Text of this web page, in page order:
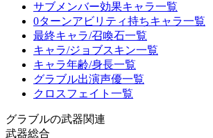
サブメンバー効果キャラ一覧
0ターンアビリティ持ちキャラ一覧
最終キャラ/召喚石一覧
キャラ/ジョブスキン一覧
キャラ年齢/身長一覧
グラブル出演声優一覧
クロスフェイト一覧
グラブルの武器関連
武器総合